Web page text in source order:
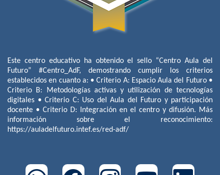
Este centro educativo ha obtenido el sello “Centro Aula del
Futuro” #Centro_AdF, demostrando cumplir los criterios
establecidos en cuanto a: • Criterio A: Espacio Aula del Futuro •
Criterio B: Metodologías activas y utilización de tecnologías
digitales • Criterio C: Uso del Aula del Futuro y participación
docente • Criterio D: Integración en el centro y difusión. Más
información sobre el reconocimiento:
https://auladelfuturo.intef.es/red-adf/